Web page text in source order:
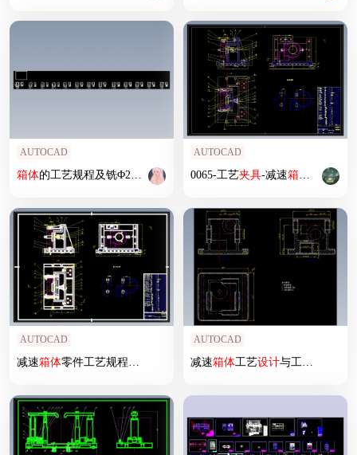
AUTOCAD
箱体的工艺规程及铣Φ205的前后端面 夹具设计【小型蜗轮减速器箱体
AUTOCAD
0065-工艺夹具-减速箱体 零件工
AUTOCAD
减速箱体零件工艺规程及加工φ52H8孔 夹具设计
AUTOCAD
减速箱体工艺设计与工装